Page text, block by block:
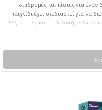
διαδρομές και πίστες για
παιχνίδι έχει σχεδιαστεί για να
δεξιότητες και τη λογική με έναν